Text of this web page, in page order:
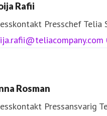
Rafii
Presschef Telia
Rosman
Pressansvarig